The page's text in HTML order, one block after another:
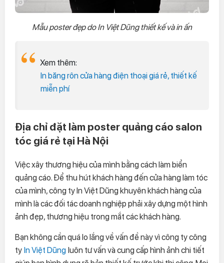
Mẫu poster đẹp do In Việt Dũng thiết kế và in ấn
Xem thêm:
In băng rôn cửa hàng điện thoại giá rẻ, thiết kế
miễn phí
Địa chỉ đặt làm poster quảng cáo salon
tóc giá rẻ tại Hà Nội
Việc xây thương hiệu của mình bằng cách làm biển
quảng cáo. Để thu hút khách hàng đến cửa hàng làm tóc
của mình, công ty In Việt Dũng khuyên khách hàng của
mình là các đối tác doanh nghiệp phải xây dựng một hình
ảnh đẹp, thương hiệu trong mắt các khách hàng.
Bạn không cần quá lo lắng về vấn đề này vì công ty công
ty In Việt Dũng luôn tư vấn và cung cấp hình ảnh chi tiết